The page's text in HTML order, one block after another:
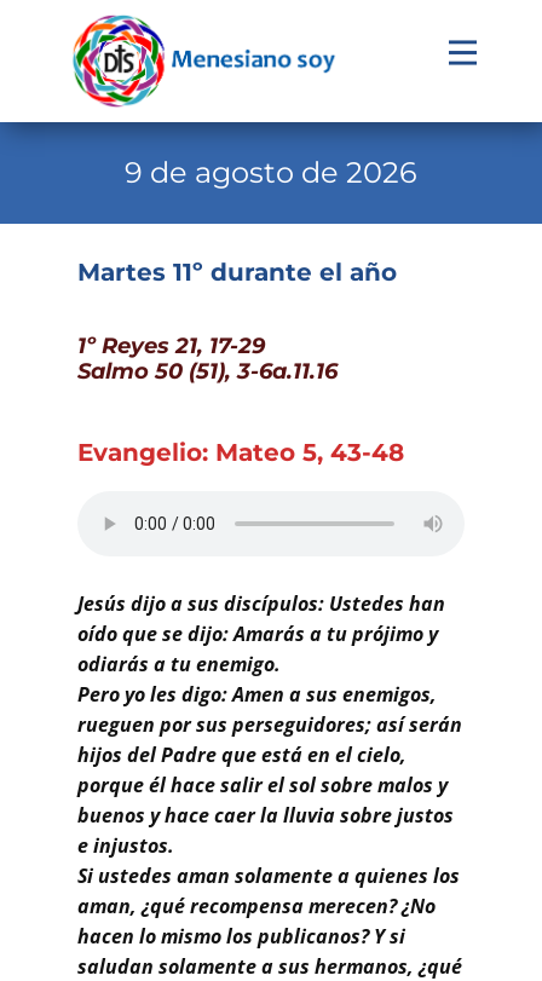
Evangelio
Familia Menesiana
Recursos
9 de agosto de 2026
Martes 11º durante el año
1º Reyes 21, 17-29
Salmo 50 (51), 3-6a.11.16
Evangelio: Mateo 5, 43-48
Jesús dijo a sus discípulos: Ustedes han
oído que se dijo: Amarás a tu prójimo y
odiarás a tu enemigo.
Pero yo les digo: Amen a sus enemigos,
rueguen por sus perseguidores; así serán
hijos del Padre que está en el cielo,
porque él hace salir el sol sobre malos y
buenos y hace caer la lluvia sobre justos
e injustos.
Si ustedes aman solamente a quienes los
aman, ¿qué recompensa merecen? ¿No
hacen lo mismo los publicanos? Y si
saludan solamente a sus hermanos, ¿qué